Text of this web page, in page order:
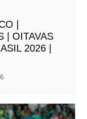
|
| OITAVAS
2026 |